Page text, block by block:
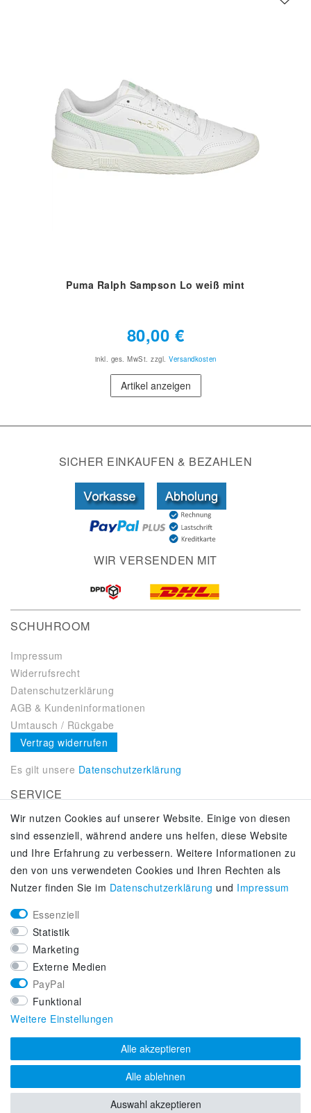
Puma Ralph Sampson Lo weiß mint
80,00 €
inkl. ges. MwSt. zzgl. Versandkosten
Artikel anzeigen
SICHER EINKAUFEN & BEZAHLEN
WIR VERSENDEN MIT
SCHUHROOM
Impressum
Widerrufsrecht
Datenschutzerklärung
AGB & Kundeninformationen
Umtausch / Rückgabe
Vertrag widerrufen
Es gilt unsere Datenschutzerklärung
SERVICE
Kontakt
Zahlung & Versand
Über uns
Selbstabholung
Adiletten online kaufen
KUNDENSERVICE
Lifestyle & Fashion Sneaker Fachhandel
Top-Sneaker Modelle ausgewählter Marken
Kostenloser Versand ab 40 € deutschlandweit
Kostenloser Rückversand deutschlandweit
Versandfertig innerhalb 24h
Zahlung auf Rechnung (via PayPalPlus)
Wir nutzen Cookies auf unserer Website. Einige von diesen
sind essenziell, während andere uns helfen, diese Website
und Ihre Erfahrung zu verbessern. Weitere Informationen zu
den von uns verwendeten Cookies und Ihren Rechten als
Nutzer finden Sie im Daten­schutz­erklärung und Impressum
Essenziell
Statistik
Marketing
Externe Medien
PayPal
Funktional
Weitere Einstellungen
Alle akzeptieren
Alle ablehnen
Auswahl akzeptieren